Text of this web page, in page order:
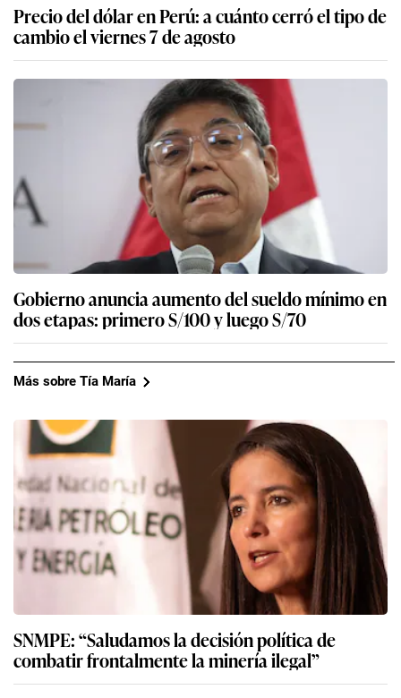
Precio del dólar en Perú: a cuánto cerró el tipo de
cambio el viernes 7 de agosto
Gobierno anuncia aumento del sueldo mínimo en
dos etapas: primero S/100 y luego S/70
Más sobre Tía María
SNMPE: “Saludamos la decisión política de
combatir frontalmente la minería ilegal”